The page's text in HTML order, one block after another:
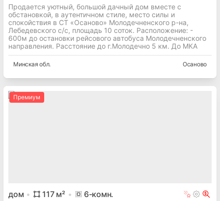
Продается уютный, большой дачный дом вместе с
обстановкой, в аутентичном стиле, место силы и
спокойствия в СТ «Осаново» Молодечненского р-на,
Лебедевского с/с, площадь 10 соток. Расположение: -
600м до остановки рейсового автобуса Молодечненского
направления. Расстояние до г.Молодечно 5 км. До МКА
Минская обл. Осаново
Премиум
дом 117м² 6-комн.